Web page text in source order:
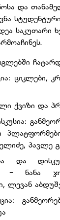
და
საკუთარი
ციკლები,
ქვიზი და
პავლე
და
- ნანა
ლევან